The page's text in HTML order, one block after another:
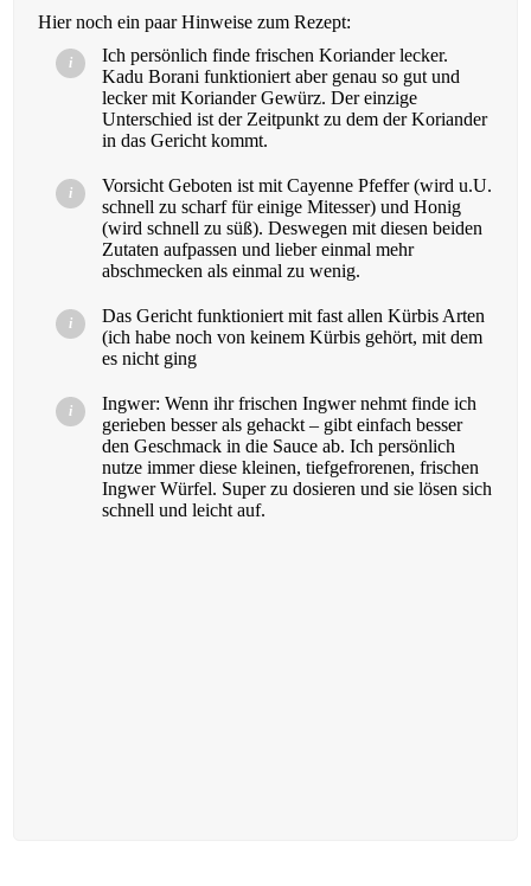
Hier noch ein paar Hinweise zum Rezept:
Ich persönlich finde frischen Koriander lecker.
Kadu Borani funktioniert aber genau so gut und
lecker mit Koriander Gewürz. Der einzige
Unterschied ist der Zeitpunkt zu dem der Koriander
in das Gericht kommt.
Vorsicht Geboten ist mit Cayenne Pfeffer (wird u.U.
schnell zu scharf für einige Mitesser) und Honig
(wird schnell zu süß). Deswegen mit diesen beiden
Zutaten aufpassen und lieber einmal mehr
abschmecken als einmal zu wenig.
Das Gericht funktioniert mit fast allen Kürbis Arten
(ich habe noch von keinem Kürbis gehört, mit dem
es nicht ging
Ingwer: Wenn ihr frischen Ingwer nehmt finde ich
gerieben besser als gehackt – gibt einfach besser
den Geschmack in die Sauce ab. Ich persönlich
nutze immer diese kleinen, tiefgefrorenen, frischen
Ingwer Würfel. Super zu dosieren und sie lösen sich
schnell und leicht auf.